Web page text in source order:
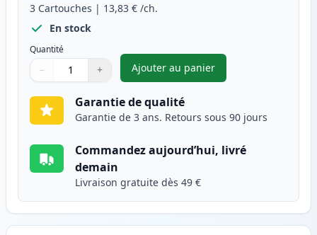
3 Cartouches | 13,83 € /ch.
En stock
Quantité
Quantité
Utilisez les boutons pour ajuster
− +
Quantité
Ajouter au panier
,Pack de 3 Canon PG-40 &
Garantie de qualité
Garantie de 3 ans. Retours sous 90 jours
Commandez aujourd’hui, livré
demain
Livraison gratuite dès 49 €